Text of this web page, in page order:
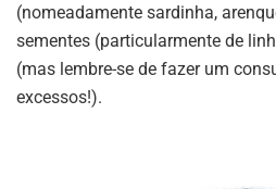
(nomeadamente sardinha,
sementes (particularmente de
(mas lembre-se de fazer um
excessos!).